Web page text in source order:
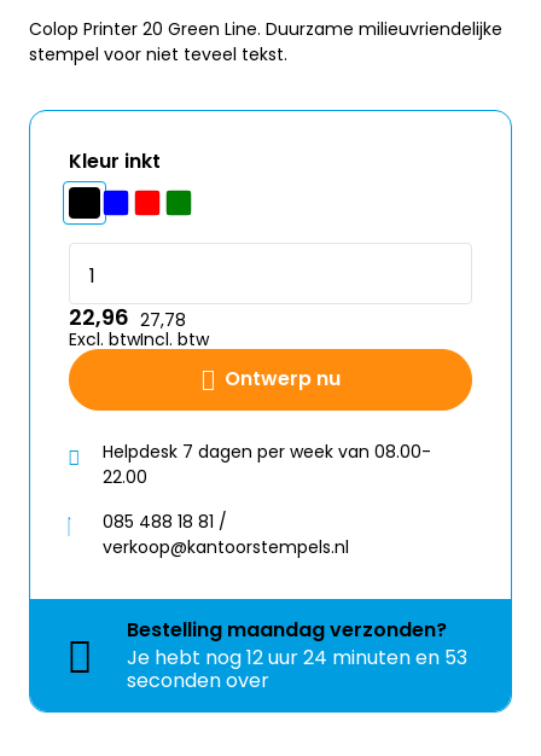
Colop Printer 20 Green Line. Duurzame milieuvriendelijke
stempel voor niet teveel tekst.
Kleur inkt
Ontwerp nu
22,96
Excl. btw
27,78
Incl. btw
Helpdesk 7 dagen per week van 08.00-
22.00
085 488 18 81 /
verkoop@kantoorstempels.nl
Bestelling maandagverzonden?
Je hebt nog12 uur 24 minuten en 53
seconden over